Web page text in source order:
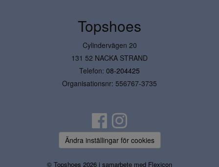
Topshoes
Cylindervägen 20
131 52 NACKA STRAND
Telefon: 08-204425
Organisationsnr: 556767-3735
Ändra inställingar för cookies
© Topshoes 2026 i samarbete med Flexicon